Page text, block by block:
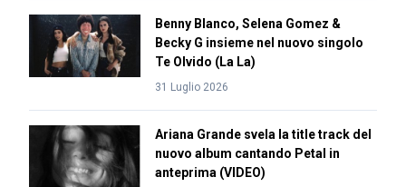
Benny Blanco, Selena Gomez &
Becky G insieme nel nuovo singolo
Te Olvido (La La)
31 Luglio 2026
Ariana Grande svela la title track del
nuovo album cantando Petal in
anteprima (VIDEO)